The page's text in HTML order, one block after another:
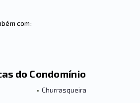
com:
do Condomínio
• Churrasqueira